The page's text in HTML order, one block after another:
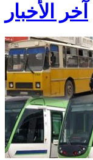
آخر الأخبار